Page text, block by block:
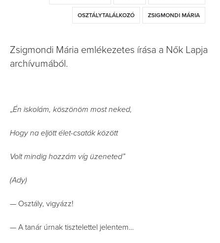
OSZTÁLYTALÁLKOZÓ ZSIGMONDI MÁRIA
Zsigmondi Mária emlékezetes írása a Nők Lapja
archívumából.
„Én iskolám, köszönöm most neked,
Hogy na eljött élet-csaták között
Volt mindig hozzám víg üzeneted”
(Ady)
— Osztály, vigyázz!
— A tanár úrnak tisztelettel jelentem…